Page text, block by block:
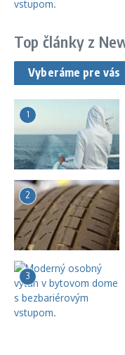
Top články z
Vyberáme pre vás
1
2
3